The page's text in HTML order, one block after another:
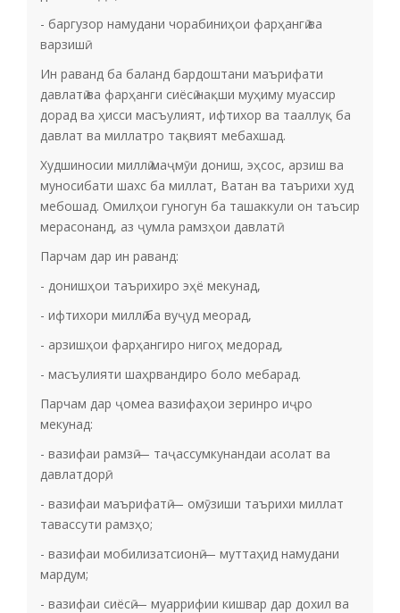
­- баргузор намудани чорабиниҳои фарҳангӣ ва
варзишӣ.
Ин раванд ба баланд бардоштани маърифати
давлатӣ ва фарҳанги сиёсӣ нақши муҳиму муассир
дорад ва ҳисси масъулият, ифтихор ва тааллуқ ба
давлат ва миллатро тақвият мебахшад.
Худшиносии миллӣ маҷмӯи дониш, эҳсос, арзиш ва
муносибати шахс ба миллат, Ватан ва таърихи худ
мебошад. Омилҳои гуногун ба ташаккули он таъсир
мерасонанд, аз ҷумла рамзҳои давлатӣ.
Парчам дар ин раванд:
­- донишҳои таърихиро эҳё мекунад,
­- ифтихори миллӣ ба вуҷуд меорад,
­- арзишҳои фарҳангиро нигоҳ медорад,
­- масъулияти шаҳрвандиро боло мебарад.
Парчам дар ҷомеа вазифаҳои зеринро иҷро
мекунад:
­- вазифаи рамзӣ — таҷассумкунандаи асолат ва
давлатдорӣ;
­- вазифаи маърифатӣ — омӯзиши таърихи миллат
тавассути рамзҳо;
­- вазифаи мобилизатсионӣ — муттаҳид намудани
мардум;
­- вазифаи сиёсӣ — муаррифии кишвар дар дохил ва